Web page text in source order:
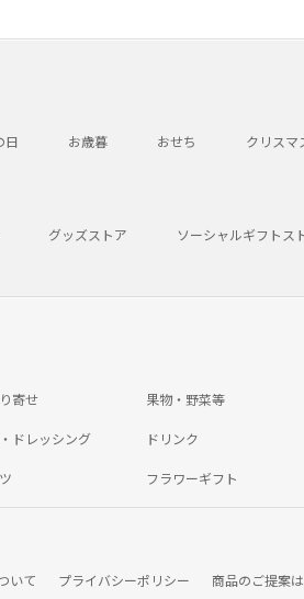
日 お歳暮 おせち クリスマ
グッズストア ソーシャルギフトス
寄せ 果物・野菜等
ドレッシング ドリンク
フラワーギフト
いて プライバシーポリシー 商品のご提案